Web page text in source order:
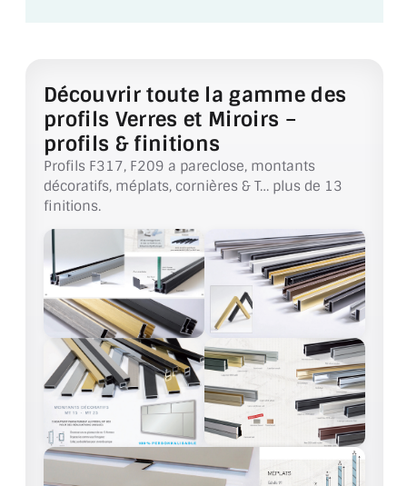
PAROI DE DOUCHE
VERRE FEUILLETÉ
VERRE ANTI-REFLET
VERRE LAQUÉ/CRÉDENCE
VERRE FEUILLETÉ/TREMPÉ
DALLE DE SOL EN VERRE
PORTE EN VERRE
GARDE CORPS EN VERRE
VERRIÈRE TYPE ATELIER
VERRES TEXTURÉS
Découvrir toute la gamme des
profils Verres et Miroirs –
profils & finitions
Profils F317, F209 a pareclose, montants
décoratifs, méplats, cornières & T… plus de 13
finitions.